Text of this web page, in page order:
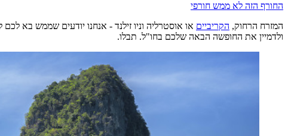
החורף הזה לא ממש חורפי
המזרח הרחוק, הקריביים או אוסטרליה וניו זילנד - אנחנו יודעים שממש בא
ולדמיין את החופשה הבאה שלכם בחו"ל. תבלו.